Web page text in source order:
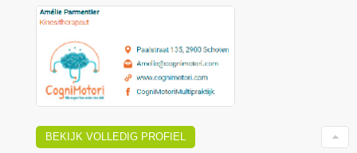
BEKIJK VOLLEDIG PROFIEL